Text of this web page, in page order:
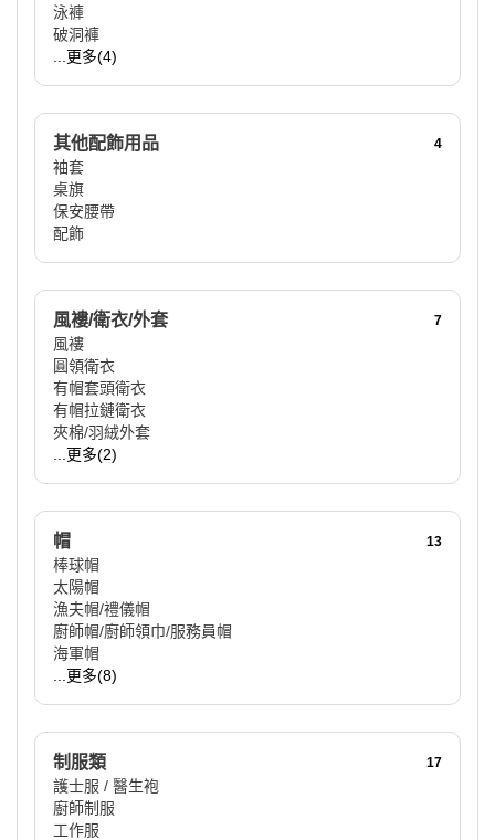
泳褲
破洞褲
...更多(4)
其他配飾用品 4
袖套
桌旗
保安腰帶
配飾
風褸/衛衣/外套 7
風褸
圓領衛衣
有帽套頭衛衣
有帽拉鏈衛衣
夾棉/羽絨外套
...更多(2)
帽 13
棒球帽
太陽帽
漁夫帽/禮儀帽
廚師帽/廚師領巾/服務員帽
海軍帽
...更多(8)
制服類 17
護士服 / 醫生袍
廚師制服
工作服